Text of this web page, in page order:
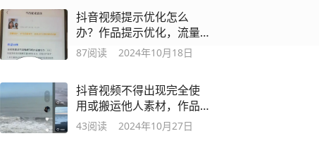
抖音视频提示优化怎么
办？作品提示优化，流量
减少批量发布违规
87阅读 2024年10月18日
抖音视频不得出现完全使
用或搬运他人素材，作品
优化提示流量减少
43阅读 2024年10月27日